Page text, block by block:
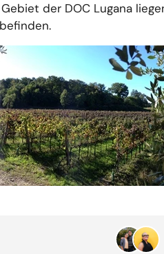
Gebiet der DOC Lugana